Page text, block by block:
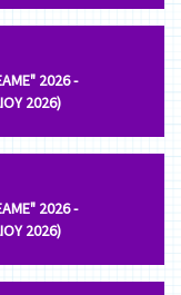
2026 -
2026)
2026 -
2026)